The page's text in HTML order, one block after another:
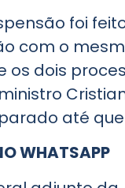
foi
com o
os dois
até
WHATSAPP